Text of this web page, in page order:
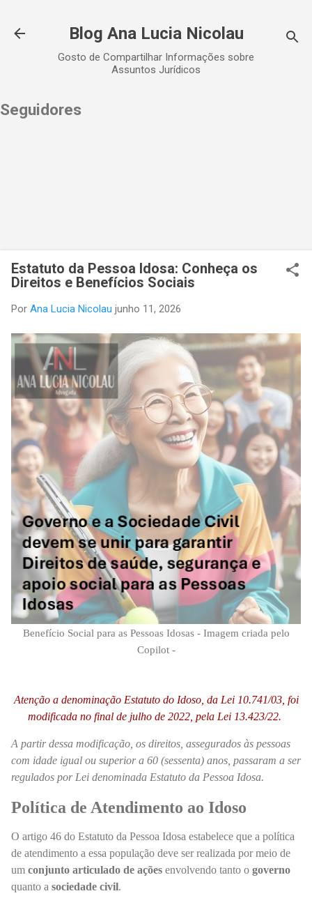
Blog Ana Lucia Nicolau
Gosto de Compartilhar Informações sobre
Assuntos Jurídicos
Seguidores
Estatuto da Pessoa Idosa: Conheça os
Direitos e Benefícios Sociais
Por Ana Lucia Nicolau junho 11, 2026
Benefício Social para as Pessoas Idosas - Imagem criada pelo
Copilot -
Atenção a denominação Estatuto do Idoso, da Lei 10.741/03, foi
modificada no final de julho de 2022, pela Lei 13.423/22.
A partir dessa modificação, os direitos, assegurados às pessoas
com idade igual ou superior a 60 (sessenta) anos, passaram a ser
regulados por Lei denominada Estatuto da Pessoa Idosa.
Política de Atendimento ao Idoso
O artigo 46 do Estatuto da Pessoa Idosa estabelece que a política
de atendimento a essa população deve ser realizada por meio de
um conjunto articulado de ações envolvendo tanto o governo
quanto a sociedade civil.